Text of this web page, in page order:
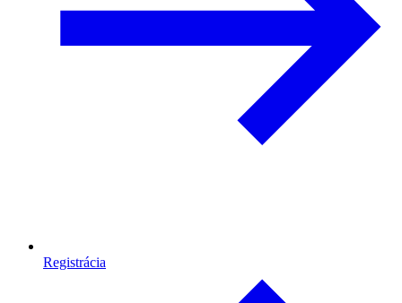
Registrácia